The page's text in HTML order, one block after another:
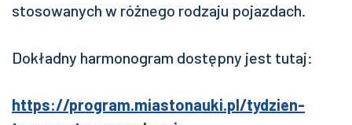
stosowanych w różnego rodzaju pojazdach.
Dokładny harmonogram dostępny jest tutaj:
https://program.miastonauki.pl/tydzien-